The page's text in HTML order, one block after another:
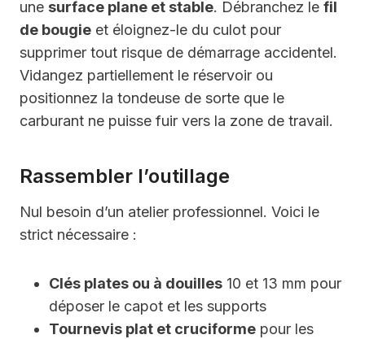
une surface plane et stable. Débranchez le fil
de bougie et éloignez-le du culot pour
supprimer tout risque de démarrage accidentel.
Vidangez partiellement le réservoir ou
positionnez la tondeuse de sorte que le
carburant ne puisse fuir vers la zone de travail.
Rassembler l’outillage
Nul besoin d’un atelier professionnel. Voici le
strict nécessaire :
Clés plates ou à douilles 10 et 13 mm pour
déposer le capot et les supports
Tournevis plat et cruciforme pour les